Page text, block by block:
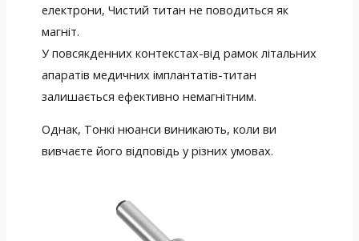
електрони, Чистий титан не поводиться як
магніт.
У повсякденних контекстах-від рамок літальних
апаратів медичних імплантатів-титан
залишається ефективно немагнітним.
Однак, Тонкі нюанси виникають, коли ви
вивчаєте його відповідь у різних умовах.